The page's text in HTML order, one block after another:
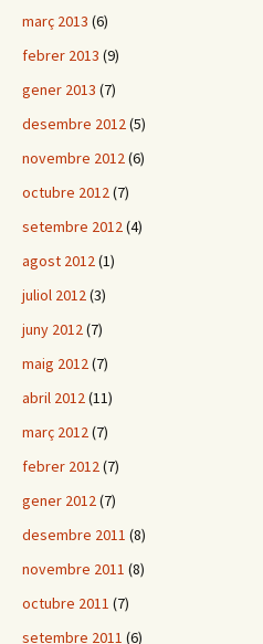
març 2013 (6)
febrer 2013 (9)
gener 2013 (7)
desembre 2012(5)
novembre 2012(6)
octubre 2012(7)
setembre 2012(4)
agost 2012(1)
juliol 2012(3)
juny 2012(7)
maig 2012(7)
abril 2012(11)
març 2012(7)
febrer 2012(7)
gener 2012(7)
desembre 2011 (8)
novembre 2011 (8)
octubre 2011 (7)
setembre 2011 (6)